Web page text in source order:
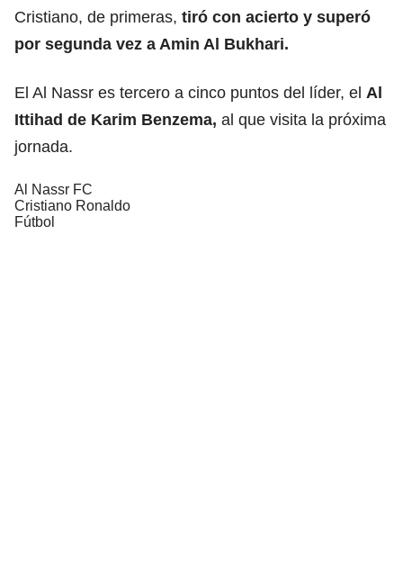
Cristiano, de primeras, tiró con acierto y superó
por segunda vez a Amin Al Bukhari.
El Al Nassr es tercero a cinco puntos del líder, el Al
Ittihad de Karim Benzema, al que visita la próxima
jornada.
Al Nassr FC
Cristiano Ronaldo
Fútbol